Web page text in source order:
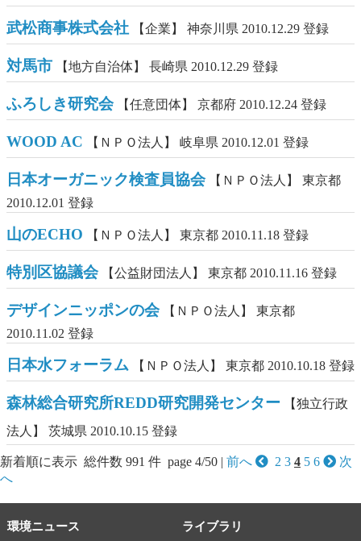
武松商事株式会社 【企業】 神奈川県 2010.12.29 登録
対馬市 【地方自治体】 長崎県 2010.12.29 登録
ふろしき研究会 【任意団体】 京都府 2010.12.24 登録
WOOD AC 【ＮＰＯ法人】 岐阜県 2010.12.01 登録
日本オーガニック検査員協会 【ＮＰＯ法人】
東京都
2010.12.01 登録
山のECHO 【ＮＰＯ法人】 東京都 2010.11.18 登録
特別区協議会 【公益財団法人】 東京都 2010.11.16 登録
デザインニッポンの会 【ＮＰＯ法人】
東京都
2010.11.02 登録
日本水フォーラム 【ＮＰＯ法人】 東京都 2010.10.18 登録
森林総合研究所REDD研究開発センター
【独立行政
法人】
茨城県 2010.10.15 登録
新着順に表示 総件数 991 件 page 4/50 | 前へ 2 3 4 5 6
次
へ
環境ニュース ライブラリ